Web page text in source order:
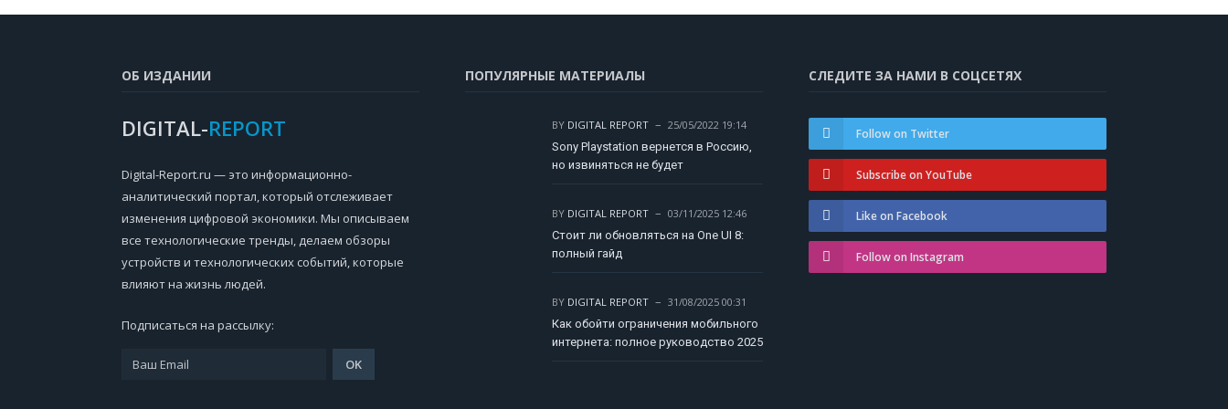
ОБ ИЗДАНИИ
DIGITAL-REPORT
Digital-Report.ru — это информационно-
аналитический портал, который отслеживает
изменения цифровой экономики. Мы описываем
все технологические тренды, делаем обзоры
устройств и технологических событий, которые
влияют на жизнь людей.
Подписаться на рассылку:
ПОПУЛЯРНЫЕ МАТЕРИАЛЫ
BY DIGITAL REPORT
25/05/2022 19:14
Sony Playstation вернется в Россию,
но извиняться не будет
BY DIGITAL REPORT
03/11/2025 12:46
Стоит ли обновляться на One UI 8:
полный гайд
BY DIGITAL REPORT
31/08/2025 00:31
Как обойти ограничения мобильного
интернета: полное руководство 2025
СЛЕДИТЕ ЗА НАМИ В СОЦСЕТЯХ
Follow on Twitter
Subscribe on YouTube
Like on Facebook
Follow on Instagram